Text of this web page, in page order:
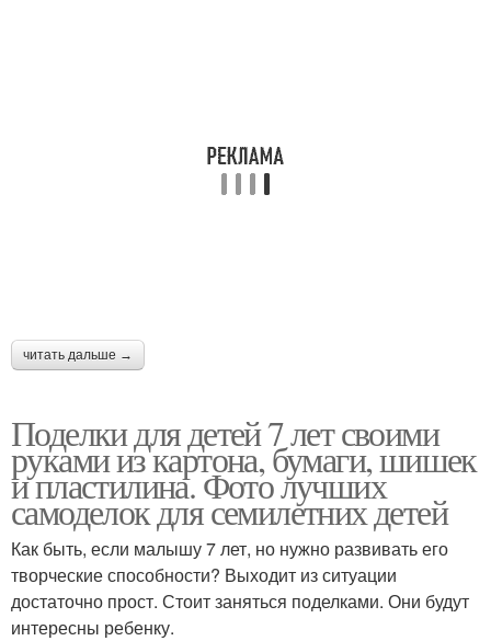
читать дальше →
Поделки для детей 7 лет своими
руками из картона, бумаги, шишек
и пластилина. Фото лучших
самоделок для семилетних детей
Как быть, если малышу 7 лет, но нужно развивать его
творческие способности? Выходит из ситуации
достаточно прост. Стоит заняться поделками. Они будут
интересны ребенку.